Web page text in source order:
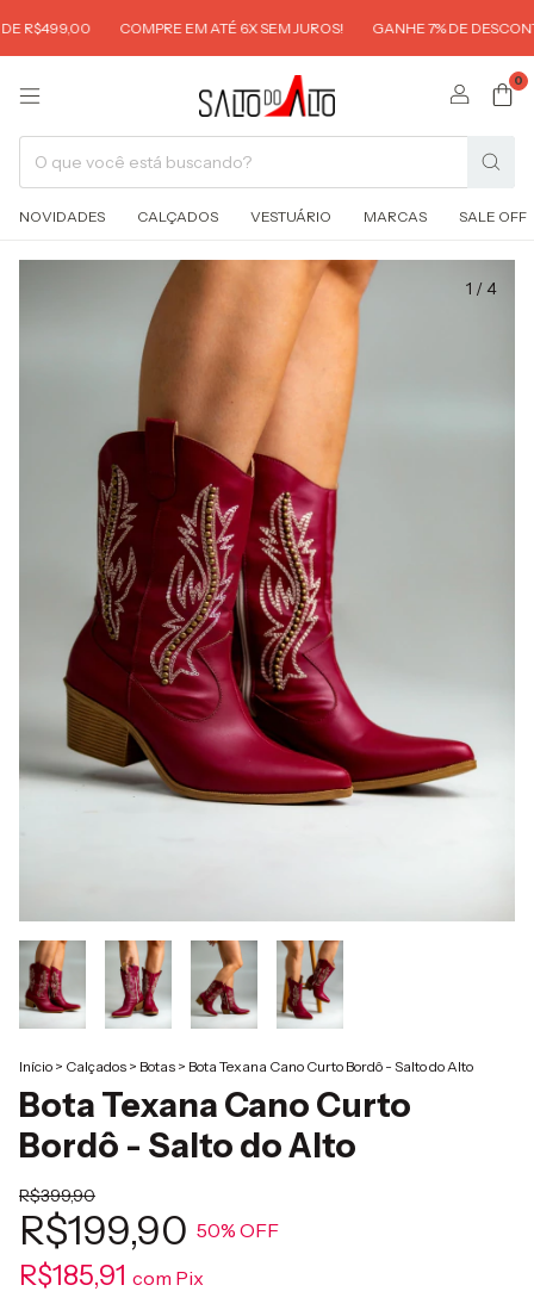
R$499,00 COMPRE EM ATÉ 6X SEM JUROS! GANHE 7% DE
0
NOVIDADES CALÇADOS VESTUÁRIO MARCAS SALE OFF
1 / 4
Início > Calçados > Botas > Bota Texana Cano Curto Bordô - Salto do Alto
Bota Texana Cano Curto
Bordô - Salto do Alto
R$399,90
R$199,90 50% OFF
R$185,91 com Pix